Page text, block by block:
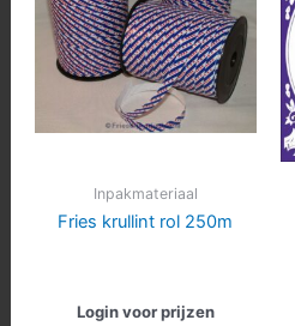
Inpakmateriaal
Fries krullint rol 250m
Login voor prijzen